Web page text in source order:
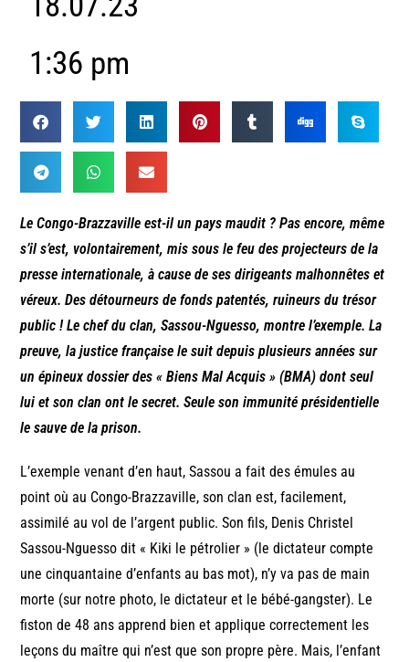
1:36 pm
Le Congo-Brazzaville est-il un pays maudit ? Pas encore, même
s’il s’est, volontairement, mis sous le feu des projecteurs de la
presse internationale, à cause de ses dirigeants malhonnêtes et
véreux. Des détourneurs de fonds patentés, ruineurs du trésor
public ! Le chef du clan, Sassou-Nguesso, montre l’exemple. La
preuve, la justice française le suit depuis plusieurs années sur
un épineux dossier des « Biens Mal Acquis » (BMA) dont seul
lui et son clan ont le secret. Seule son immunité présidentielle
le sauve de la prison.
L’exemple venant d’en haut, Sassou a fait des émules au
point où au Congo-Brazzaville, son clan est, facilement,
assimilé au vol de l’argent public. Son fils, Denis Christel
Sassou-Nguesso dit « Kiki le pétrolier » (le dictateur compte
une cinquantaine d’enfants au bas mot), n’y va pas de main
morte (sur notre photo, le dictateur et le bébé-gangster). Le
fiston de 48 ans apprend bien et applique correctement les
leçons du maître qui n’est que son propre père. Mais, l’enfant